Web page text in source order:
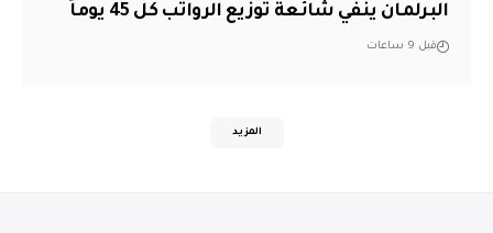
البرلمان ينفي شائعة توزيع الرواتب كل 45 يوماً
قبل 9 ساعات
المزيد